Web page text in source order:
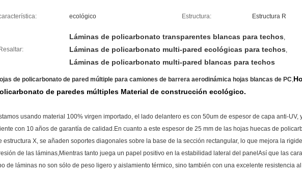
ecológico Estructura: Estructura R
Láminas de policarbonato transparentes blancas para techos,
Láminas de policarbonato multi-pared ecológicas para techos,
Láminas de policarbonato multi-pared blancas para techos
de policarbonato de pared múltiple para camiones de barrera aerodinámica hojas blancas de PC,
de paredes múltiples Material de construcción ecológico.
usando material 100% virgen importado, el lado delantero es con 50um de espesor de capa anti-UV,
con 10 años de garantía de calidad.En cuanto a este espesor de 25 mm de las hojas huecas de
estructura X, se añaden soportes diagonales sobre la base de la sección rectangular, lo que mejora la
de las láminas,Mientras tanto juega un papel positivo en la estabilidad lateral del panelAsí que las
de láminas no son sólo de peso ligero y aislamiento térmico, sino también con una excelente resistencia